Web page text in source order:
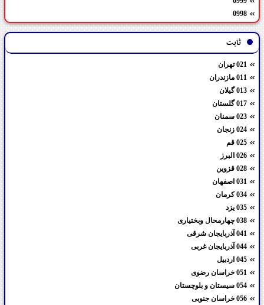
0998
ثابت
021 تهران
011 مازندران
013 گیلان
017 گلستان
023 سمنان
024 زنجان
025 قم
026 البرز
028 قزوین
031 اصفهان
034 کرمان
035 یزد
038 چهارمحال وبختیاری
041 آذربایجان شرقی
044 آذربایجان غربی
045 اردبیل
051 خراسان رضوی
054 سیستان و بلوچستان
056 خراسان جنوبی